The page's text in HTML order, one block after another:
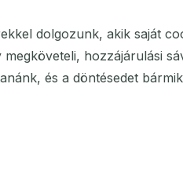
dolgozunk, akik saját
hozzájárulási
és a döntésedet